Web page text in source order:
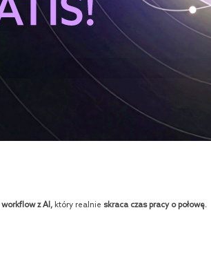
workflow z AI, który realnie skraca czas pracy o połowę.